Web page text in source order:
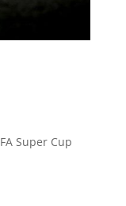
Super Cup